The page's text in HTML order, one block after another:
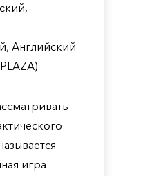
Английский
игра